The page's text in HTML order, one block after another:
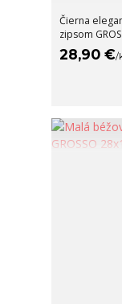
Čierna
zipsom
28,90 €/